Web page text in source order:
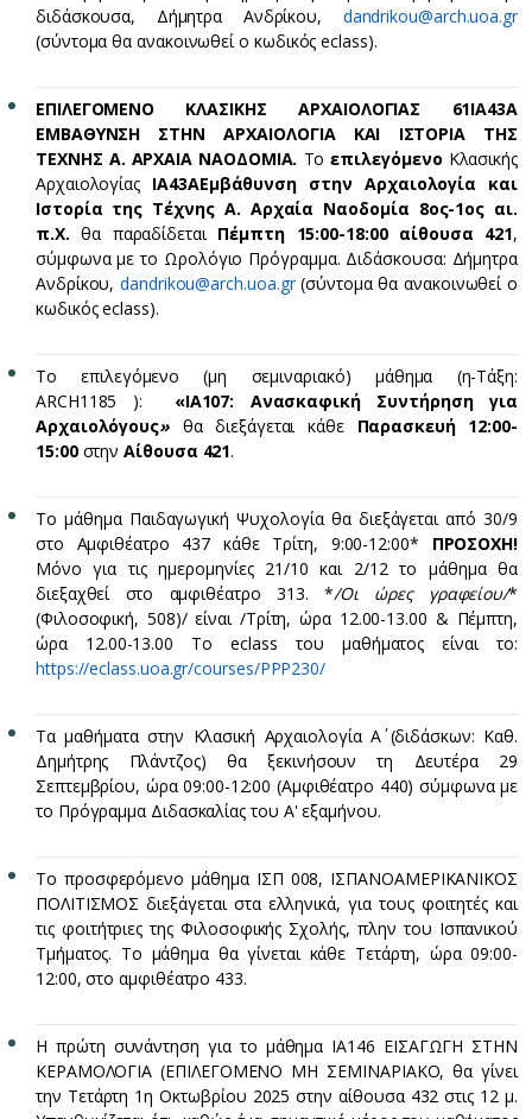
διδάσκουσα, Δήμητρα Ανδρίκου, dandrikou@arch.uoa.gr
(σύντομα θα ανακοινωθεί ο κωδικός eclass).
ΕΠΙΛΕΓΟΜΕΝΟ ΚΛΑΣΙΚΗΣ ΑΡΧΑΙΟΛΟΓΙΑΣ 61ΙΑ43Α
ΕΜΒΑΘΥΝΣΗ ΣΤΗΝ ΑΡΧΑΙΟΛΟΓΙΑ ΚΑΙ ΙΣΤΟΡΙΑ ΤΗΣ
ΤΕΧΝΗΣ Α. ΑΡΧΑΙΑ ΝΑΟΔΟΜΙΑ. Τοεπιλεγόμενο Κλασικής
Αρχαιολογίας ΙΑ43ΑΕμβάθυνση στην Αρχαιολογία και
Ιστορία της Τέχνης Α. Αρχαία Ναοδομία 8ος-1ος αι.
π.Χ.θα παραδίδεται Πέμπτη 15:00-18:00 αίθουσα 421,
σύμφωνα με το Ωρολόγιο Πρόγραμμα. Διδάσκουσα: Δήμητρα
Ανδρίκου,dandrikou@arch.uoa.gr(σύντομα θα ανακοινωθεί ο
κωδικός eclass).
Το επιλεγόμενο (μη σεμιναριακό) μάθημα (η-Τάξη:
ARCH1185 ): «ΙΑ107: Ανασκαφική Συντήρηση για
Αρχαιολόγους» θα διεξάγεται κάθε Παρασκευή 12:00-
15:00στηνΑίθουσα 421.
Το μάθημα Παιδαγωγική Ψυχολογία θα διεξάγεται από 30/9
στο Αμφιθέατρο 437 κάθε Τρίτη, 9:00-12:00* ΠΡΟΣΟΧΗ!
Μόνο για τις ημερομηνίες 21/10 και 2/12 το μάθημα θα
διεξαχθεί στο αμφιθέατρο 313. */Οι ώρες γραφείου/*
(Φιλοσοφική, 508)/ είναι /Τρίτη, ώρα 12.00-13.00 & Πέμπτη,
ώρα 12.00-13.00 Το eclass του μαθήματος είναι το:
https://eclass.uoa.gr/courses/PPP230/
Τα μαθήματα στην Κλασική Αρχαιολογία Α΄ (διδάσκων: Καθ.
Δημήτρης Πλάντζος) θα ξεκινήσουν τη Δευτέρα 29
Σεπτεμβρίου, ώρα 09:00-12:00 (Αμφιθέατρο 440) σύμφωνα με
το Πρόγραμμα Διδασκαλίας του Α' εξαμήνου.
Το προσφερόμενο μάθημα ΙΣΠ 008, ΙΣΠΑΝΟΑΜΕΡΙΚΑΝΙΚΟΣ
ΠΟΛΙΤΙΣΜΟΣ διεξάγεται στα ελληνικά, για τους φοιτητές και
τις φοιτήτριες της Φιλοσοφικής Σχολής, πλην του Ισπανικού
Τμήματος. Το μάθημα θα γίνεται κάθε Τετάρτη, ώρα 09:00-
12:00, στο αμφιθέατρο 433.
Η πρώτη συνάντηση για το μάθημα ΙΑ146 ΕΙΣΑΓΩΓΗ ΣΤΗΝ
ΚΕΡΑΜΟΛΟΓΙΑ (ΕΠΙΛΕΓΟΜΕΝΟ ΜΗ ΣΕΜΙΝΑΡΙΑΚΟ, θα γίνει
την Τετάρτη 1η Οκτωβρίου 2025 στην αίθουσα 432 στις 12 μ.